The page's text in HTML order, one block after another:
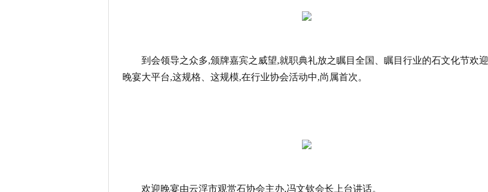
到会领导之众多,颁牌嘉宾之威望,就职典礼放之瞩目全国、瞩目行业的石文化节欢迎
晚宴大平台,这规格、这规模,在行业协会活动中,尚属首次。
欢迎晚宴由云浮市观赏石协会主办,冯文钦会长上台讲话。